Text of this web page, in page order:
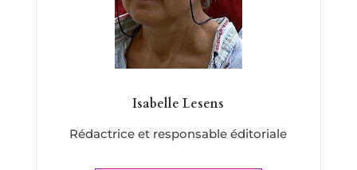
Isabelle Lesens
Rédactrice et responsable éditoriale